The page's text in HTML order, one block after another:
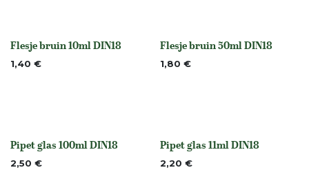
None
Flesje bruin 10ml DIN18
1,40 € None
Flesje bruin 50ml DIN18
1,80 €
None
Pipet glas 100ml DIN18
2,50 € None
Pipet glas 11ml DIN18
2,20 €